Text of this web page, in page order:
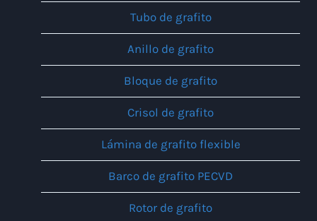
Tubo de grafito
Anillo de grafito
Bloque de grafito
Crisol de grafito
Lámina de grafito flexible
Barco de grafito PECVD
Rotor de grafito